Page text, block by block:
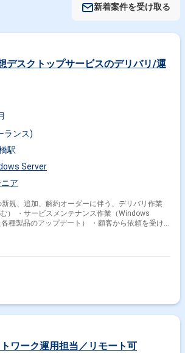
新着案件を受け取る
デスクトップサービスのデリバリ/運
ランス)
駅
Server
ア
規、追加、解約オーダーに伴う、デリバリ作業
む） ・サービスメンテナンス作業（Windows
種製品のアップデート） ・顧客から依頼を受け
が、顧客オーダーによるカスタマイズや手順書の
トワーク運用担当／リモート可